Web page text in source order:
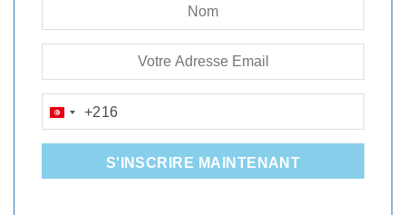
TUNISIA
+216
+216
S'INSCRIRE MAINTENANT